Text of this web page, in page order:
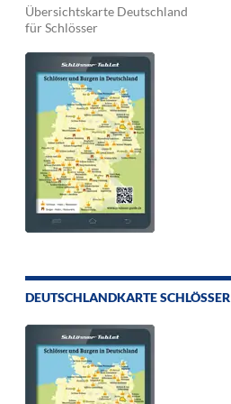
Übersichtskarte Deutschland
für Schlösser
DEUTSCHLANDKARTE SCHLÖSSER